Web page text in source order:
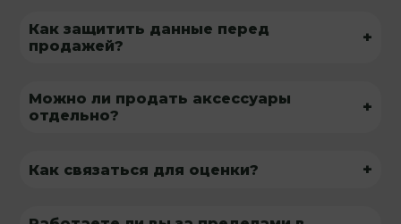
Как защитить данные перед
продажей?
+
Можно ли продать аксессуары
отдельно?
+
Как связаться для оценки? +